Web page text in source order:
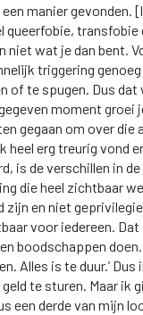
manier gevonden.
queerfobie, transfobie
niet wat je dan bent.
triggering
of te spugen. Dus dat
moment groei
gegaan om over die
heel erg treurig vond
is de verschillen in de
die heel zichtbaar
zijn en niet
voor iedereen. Dat
boodschappen
Alles is te duur.’ Dus
te sturen. Maar ik
een derde van mijn